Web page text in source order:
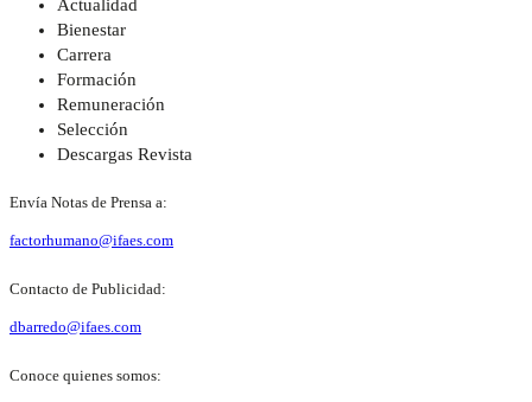
Actualidad
Bienestar
Carrera
Formación
Remuneración
Selección
Descargas Revista
Envía Notas de Prensa a:
factorhumano@ifaes.com
Contacto de Publicidad:
dbarredo@ifaes.com
Conoce quienes somos: